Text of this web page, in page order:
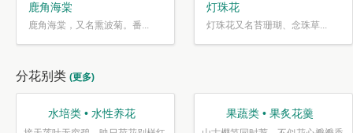
鹿角海棠
鹿角海棠，又名熏波菊。番...
灯珠花
灯珠花又名苔珊瑚、念珠草...
分花别类 (更多)
水培类 • 水性养花 果蔬类 • 果炙花羹